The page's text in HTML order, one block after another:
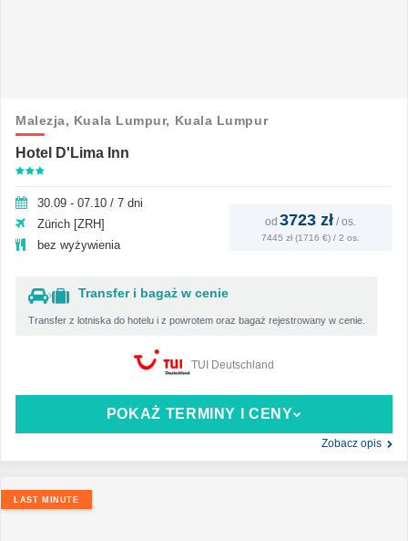
Malezja, Kuala Lumpur, Kuala Lumpur
Hotel D'Lima Inn
30.09 - 07.10 / 7 dni
Zürich [ZRH]
bez wyżywienia
Transfer i bagaż w cenie
Transfer z lotniska do hotelu i z powrotem oraz bagaż rejestrowany w cenie.
od 3723 zł / os.
7445 zł (1716 €) / 2 os.
POKAŻ TERMINY I CENY
Zobacz opis
TUI Deutschland
LAST MINUTE